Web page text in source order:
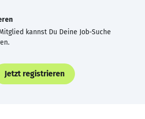
kannst Du Deine Job-Suche
Jetzt registrieren